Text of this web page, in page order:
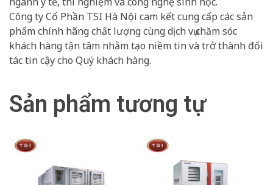
Công ty Cổ Phần TSI Hà Nội cam kết cung cấp các sản
phẩm chính hãng chất lượng cùng dịch vụ chăm sóc
khách hàng tận tâm nhằm tạo niềm tin và trở thành đối
tác tin cậy cho Quý khách hàng.
Sản phẩm tương tự